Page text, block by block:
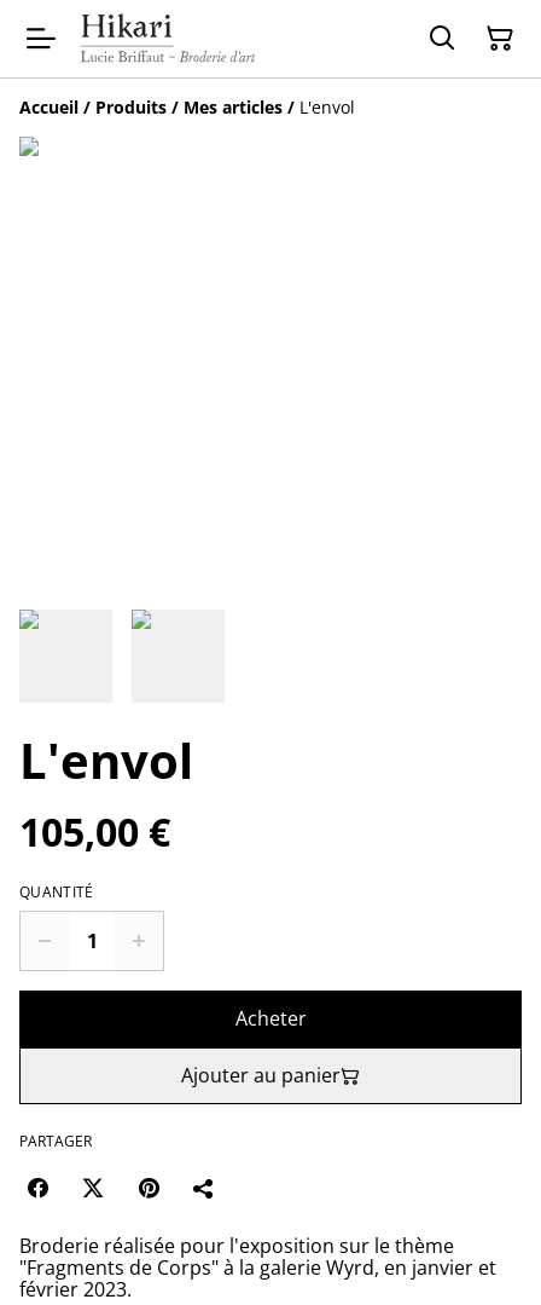
Accueil / Produits / Mes articles / L'envol
L'envol
105,00 €
QUANTITÉ
Acheter
Ajouter au panier
PARTAGER
Broderie réalisée pour l'exposition sur le thème
"Fragments de Corps" à la galerie Wyrd, en janvier et
février 2023.